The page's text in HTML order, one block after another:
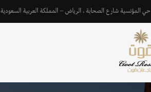
حي المؤنسية شارع الصحابة ، الرياض – المملكة العربية السعودية